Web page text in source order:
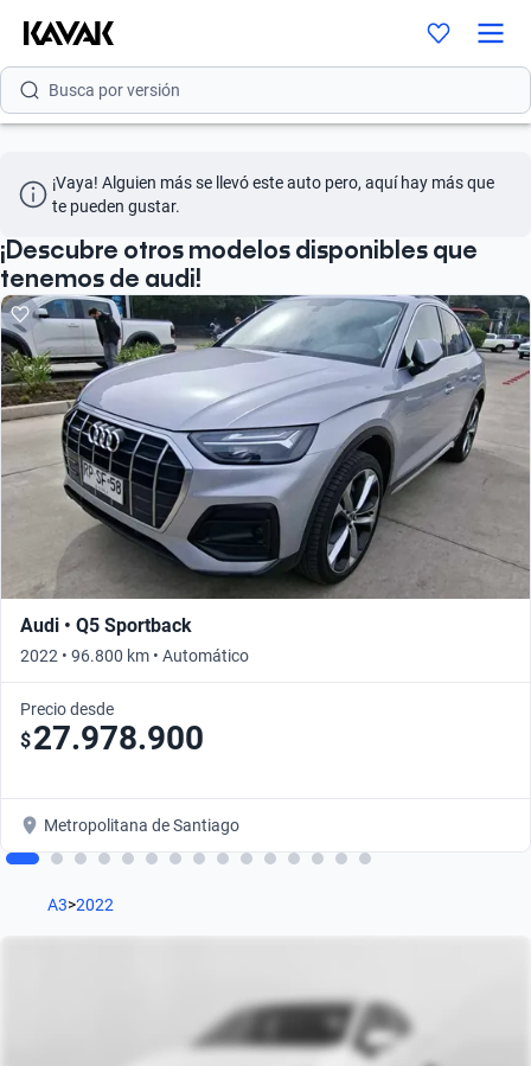
Busca por modelo
Busca por versión
Busca por marca
Busca por modelo
Busca por versión
Busca por año
¡Vaya! Alguien más se llevó este auto pero, aquí hay más que
te pueden gustar.
¡Descubre otros modelos disponibles que
tenemos de audi!
Audi • Q5 Sportback
2022 • 96.800 km • Automático
Precio desde
$27.978.900
Metropolitana de Santiago
A3>2022